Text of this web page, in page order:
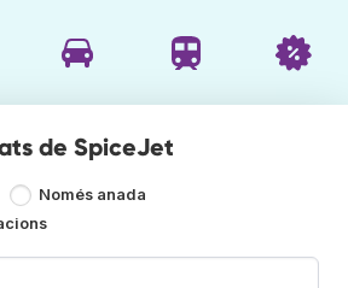
de SpiceJet
Només anada